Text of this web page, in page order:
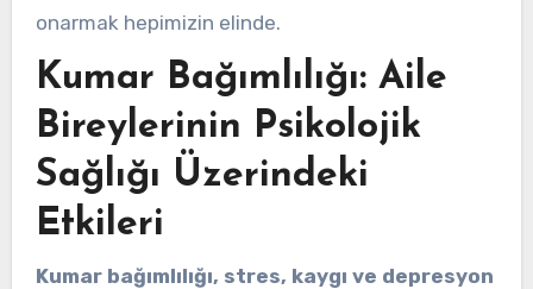
onarmak hepimizin elinde.
Kumar Bağımlılığı: Aile
Bireylerinin Psikolojik
Sağlığı Üzerindeki
Etkileri
Kumar bağımlılığı, stres, kaygı ve depresyon